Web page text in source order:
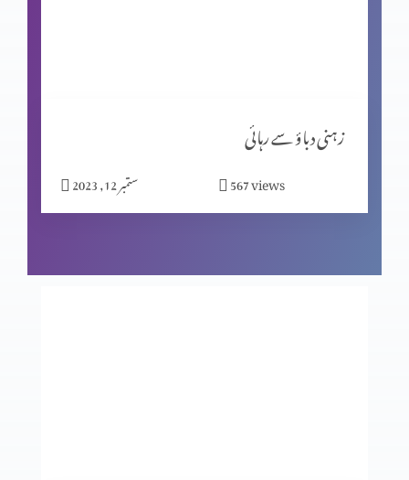
مسیحیت اور شاگردیت پارٹ 2
نیا سال کیوں مناتے ہیں؟
زہنی دباؤ سے رہائی
ستمبر 12, 2023 567views